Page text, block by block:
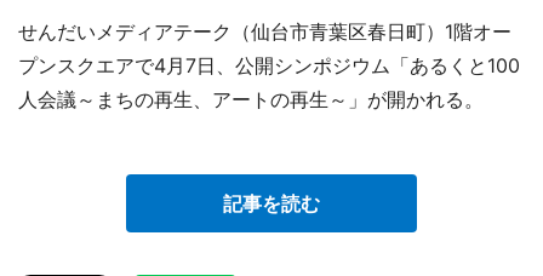
せんだいメディアテーク（仙台市青葉区春日町）1階オー
プンスクエアで4月7日、公開シンポジウム「あるくと100
人会議～まちの再生、アートの再生～」が開かれる。
記事を読む